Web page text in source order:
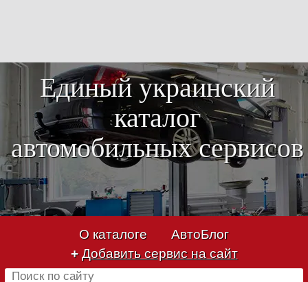
Единый украинский
каталог
автомобильных сервисов
О каталоге
АвтоБлог
+ Добавить сервис на сайт